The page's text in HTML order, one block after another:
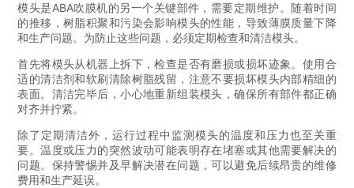
模头是ABA吹膜机的另一个关键部件，需要定期维护。随着时间
的推移，树脂积聚和污染会影响模头的性能，导致薄膜质量下降
和生产问题。为防止这些问题，必须定期检查和清洁模头。
首先将模头从机器上拆下，检查是否有磨损或损坏迹象。使用合
适的清洁剂和软刷清除树脂残留，注意不要损坏模头内部精细的
表面。清洁完毕后，小心地重新组装模头，确保所有部件都正确
对齐并拧紧。
除了定期清洁外，运行过程中监测模头的温度和压力也至关重
要。温度或压力的突然波动可能表明存在堵塞或其他需要解决的
问题。保持警惕并及早解决潜在问题，可以避免后续昂贵的维修
费用和生产延误。